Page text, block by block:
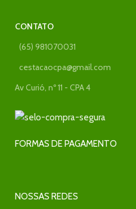
CONTATO
(65) 981070031
cestacaocpa@gmail.com
Av Curió, nº 11 - CPA 4
FORMAS DE PAGAMENTO
NOSSAS REDES